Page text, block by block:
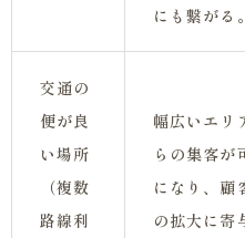
にも繋がる。
交通の
便が良
い場所
（複数
路線利
幅広いエリ
らの集客が
になり、顧
の拡大に寄